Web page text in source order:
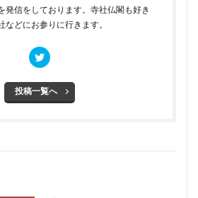
発信をしております。寺社仏閣も好き
などにお参りに行きます。
投稿一覧へ